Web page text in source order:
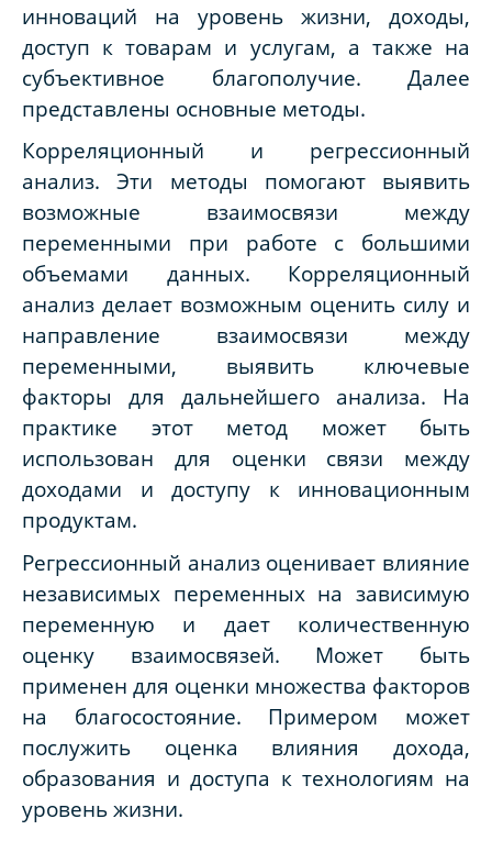
инноваций на уровень жизни, доходы,
доступ к товарам и услугам, а также на
субъективное благополучие. Далее
представлены основные методы.
Корреляционный и регрессионный
анализ. Эти методы помогают выявить
возможные взаимосвязи между
переменными при работе с большими
объемами данных. Корреляционный
анализ делает возможным оценить силу и
направление взаимосвязи между
переменными, выявить ключевые
факторы для дальнейшего анализа. На
практике этот метод может быть
использован для оценки связи между
доходами и доступу к инновационным
продуктам.
Регрессионный анализ оценивает влияние
независимых переменных на зависимую
переменную и дает количественную
оценку взаимосвязей. Может быть
применен для оценки множества факторов
на благосостояние. Примером может
послужить оценка влияния дохода,
образования и доступа к технологиям на
уровень жизни.